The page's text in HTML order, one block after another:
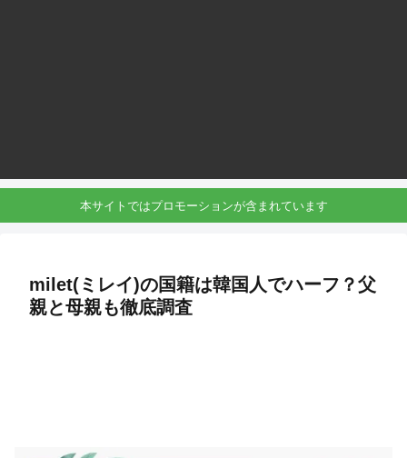
本サイトではプロモーションが含まれています
milet(ミレイ)の国籍は韓国人でハーフ？父
親と母親も徹底調査